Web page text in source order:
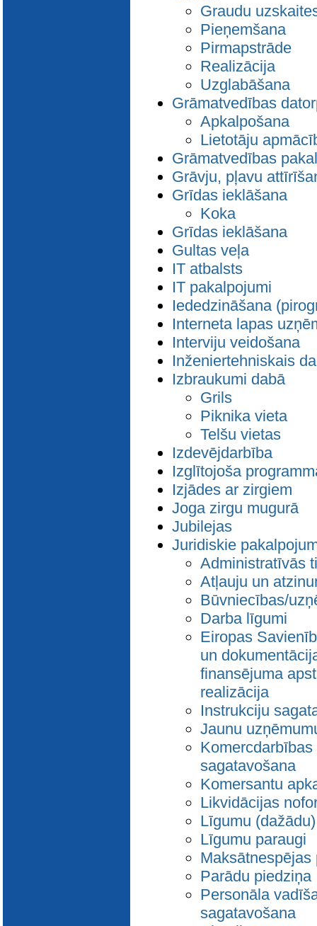
Graudu
Pieņemšana
Pirmapstrāde
Realizācija
Uzglabāšana
Grāmatvedības
Apkalpošana
Lietotāju
Grāmatvedības
Grāvju, pļavu
Grīdas ieklāšana
Koka
Grīdas ieklāšana
Gultas veļa
IT atbalsts
IT pakalpojumi
Iededzināšana
Interneta lapas
Interviju veidošana
Inženiertehniskais
Izbraukumi dabā
Grils
Piknika vieta
Telšu vietas
Izdevējdarbība
Izglītojoša
Izjādes ar zirgiem
Joga zirgu mugurā
Jubilejas
Juridiskie
Administratīvās
Atļauju un
Būvniecības/
Darba līgumi
Eiropas
un
finansējuma
realizācija
Instrukciju
Jaunu
sagatavošana
Komersantu
Likvidācijas
Līgumu
Līgumu paraugi
Maksātnespējas
Parādu piedziņa
Personāla
sagatavošana